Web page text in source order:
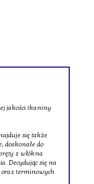
jakości tkaniny
się także
do
z włókna
Decydując się na
terminowych